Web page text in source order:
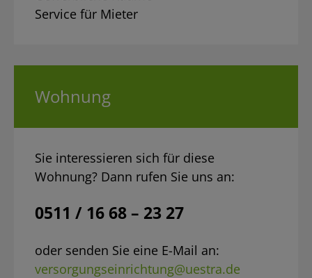
Service für Mieter
Wohnung
Sie interessieren sich für diese
Wohnung? Dann rufen Sie uns an:
0511 / 16 68 – 23 27
oder senden Sie eine E-Mail an:
versorgungseinrichtung@uestra.de